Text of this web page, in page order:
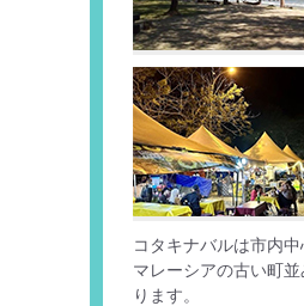
コタキナバルは市内
マレーシアの古い町
ります。